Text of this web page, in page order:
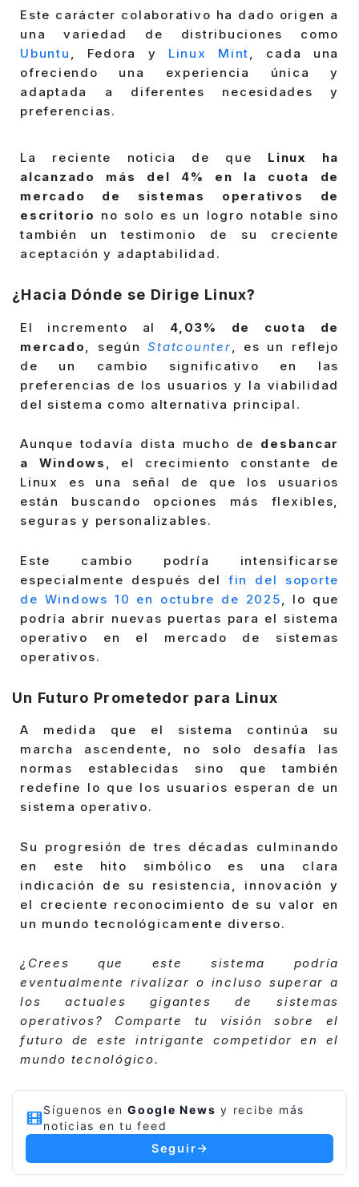
Este carácter colaborativo ha dado origen a
una variedad de distribuciones como
Ubuntu , Fedora y Linux Mint, cada una
ofreciendo una experiencia única y
adaptada a diferentes necesidades y
preferencias.
La reciente noticia de que Linux ha
alcanzado más del 4% en la cuota de
mercado de sistemas operativos de
escritorio no solo es un logro notable sino
también un testimonio de su creciente
aceptación y adaptabilidad.
¿Hacia Dónde se Dirige Linux?
El incremento al
4,03% de cuota de
mercado
, segúnStatcounter , es un reflejo
de un cambio significativo en las
preferencias de los usuarios y la viabilidad
del sistema como alternativa principal.
Aunque todavía dista mucho de desbancar
a Windows , el crecimiento constante de
Linux es una señal de que los usuarios
están buscando opciones más flexibles,
seguras y personalizables.
Este cambio podría intensificarse
especialmente después del fin del soporte
de Windows 10 en octubre de 2025 , lo que
podría abrir nuevas puertas para el sistema
operativo en el mercado de sistemas
operativos.
Un Futuro Prometedor para Linux
A medida que el sistema continúa su
marcha ascendente, no solo desafía las
normas establecidas sino que también
redefine lo que los usuarios esperan de un
sistema operativo.
Su progresión de tres décadas culminando
en este hito simbólico es una clara
indicación de su resistencia, innovación y
el creciente reconocimiento de su valor en
un mundo tecnológicamente diverso.
¿Crees que este sistema podría
eventualmente rivalizar o incluso superar a
los actuales gigantes de sistemas
operativos? Comparte tu visión sobre el
futuro de este intrigante competidor en el
mundo tecnológico.
Síguenos en Google News y recibe más
noticias en tu feed
Seguir